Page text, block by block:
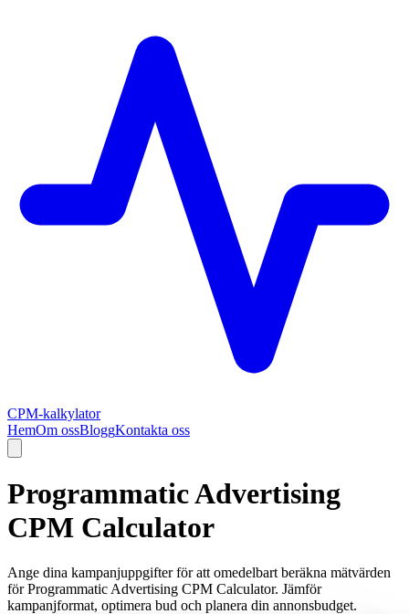
CPM-kalkylator
HemOm ossBloggKontakta oss
Programmatic Advertising
CPM Calculator
Ange dina kampanjuppgifter för att omedelbart beräkna mätvärden
för Programmatic Advertising CPM Calculator. Jämför
kampanjformat, optimera bud och planera din annonsbudget.